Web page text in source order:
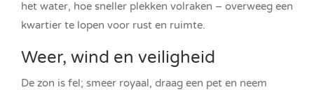
het water, hoe sneller plekken volraken – overweeg een
kwartier te lopen voor rust en ruimte.
Weer, wind en veiligheid
De zon is fel; smeer royaal, draag een pet en neem